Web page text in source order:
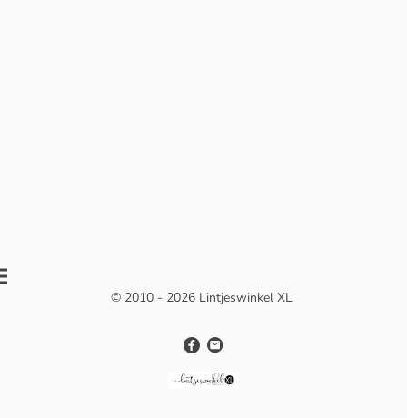
© 2010 - 2026 Lintjeswinkel XL